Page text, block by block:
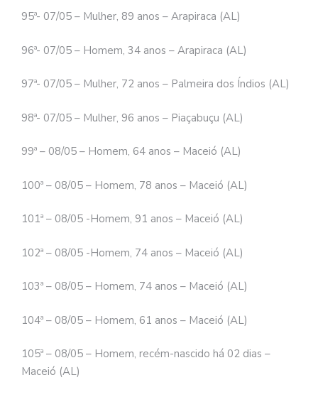
95ª- 07/05 – Mulher, 89 anos – Arapiraca (AL)
96ª- 07/05 – Homem, 34 anos – Arapiraca (AL)
97ª- 07/05 – Mulher, 72 anos – Palmeira dos Índios (AL)
98ª- 07/05 – Mulher, 96 anos – Piaçabuçu (AL)
99ª – 08/05 – Homem, 64 anos – Maceió (AL)
100ª – 08/05 – Homem, 78 anos – Maceió (AL)
101ª – 08/05 -Homem, 91 anos – Maceió (AL)
102ª – 08/05 -Homem, 74 anos – Maceió (AL)
103ª – 08/05 – Homem, 74 anos – Maceió (AL)
104ª – 08/05 – Homem, 61 anos – Maceió (AL)
105ª – 08/05 – Homem, recém-nascido há 02 dias –
Maceió (AL)